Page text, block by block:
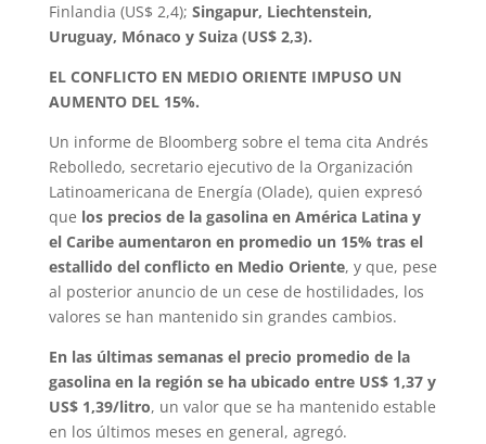
Finlandia (US$ 2,4); Singapur, Liechtenstein,
Uruguay, Mónaco y Suiza (US$ 2,3).
EL CONFLICTO EN MEDIO ORIENTE IMPUSO UN
AUMENTO DEL 15%.
Un informe de Bloomberg sobre el tema cita Andrés
Rebolledo, secretario ejecutivo de la Organización
Latinoamericana de Energía (Olade), quien expresó
que los precios de la gasolina en América Latina y
el Caribe aumentaron en promedio un 15% tras el
estallido del conflicto en Medio Oriente, y que, pese
al posterior anuncio de un cese de hostilidades, los
valores se han mantenido sin grandes cambios.
En las últimas semanas el precio promedio de la
gasolina en la región se ha ubicado entre US$ 1,37 y
US$ 1,39/litro, un valor que se ha mantenido estable
en los últimos meses en general, agregó.